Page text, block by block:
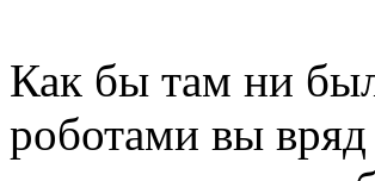
Как бы там ни
роботами вы вряд